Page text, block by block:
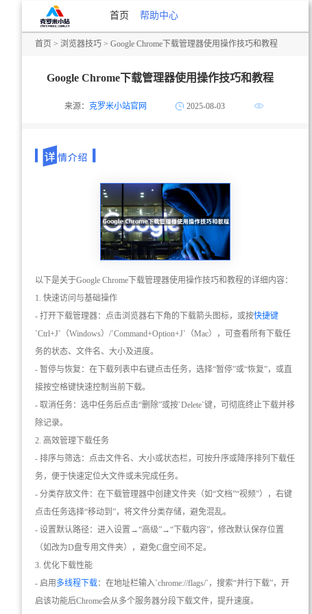
首页 帮助中心
首页 > 浏览器技巧 > Google Chrome下载管理器使用操作技巧和教程
Google Chrome下载管理器使用操作技巧和教程
来源： 克罗米小站官网 2025-08-03
以下是关于Google Chrome下载管理器使用操作技巧和教程的详细内容：
1. 快速访问与基础操作
- 打开下载管理器：点击浏览器右下角的下载箭头图标，或按快捷键
`Ctrl+J`（Windows）/`Command+Option+J`（Mac），可查看所有下载任
务的状态、文件名、大小及进度。
- 暂停与恢复：在下载列表中右键点击任务，选择“暂停”或“恢复”，或直
接按空格键快速控制当前下载。
- 取消任务：选中任务后点击“删除”或按`Delete`键，可彻底终止下载并移
除记录。
2. 高效管理下载任务
- 排序与筛选：点击文件名、大小或状态栏，可按升序或降序排列下载任
务，便于快速定位大文件或未完成任务。
- 分类存放文件：在下载管理器中创建文件夹（如“文档”“视频”），右键
点击任务选择“移动到”，将文件分类存储，避免混乱。
- 设置默认路径：进入设置→“高级”→“下载内容”，修改默认保存位置
（如改为D盘专用文件夹），避免C盘空间不足。
3. 优化下载性能
- 启用 多线程下载：在地址栏输入`chrome://flags/`，搜索“并行下载”，开
启该功能后Chrome会从多个服务器分段下载文件，提升速度。